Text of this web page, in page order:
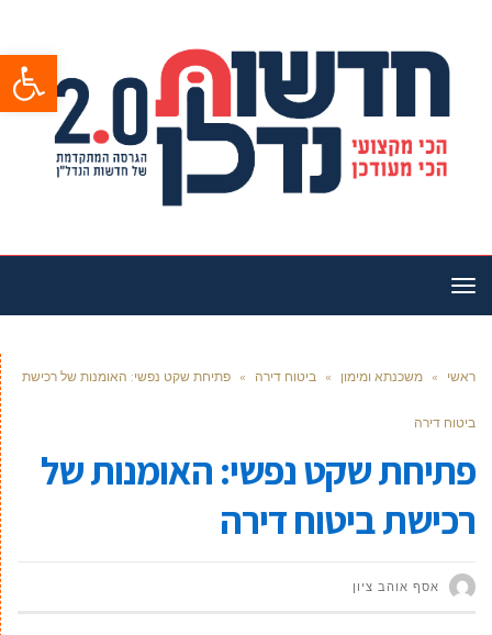
פתח
תפריט
ראשי » משכנתא ומימון » ביטוח דירה » פתיחת שקט נפשי: האומנות של רכישת
ביטוח דירה
פתיחת שקט נפשי: האומנות של
רכישת ביטוח דירה
אסף אוהב ציון